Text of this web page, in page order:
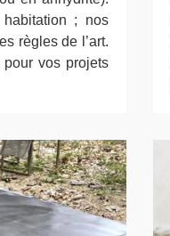
; nos
règles de l’art.
pour vos projets